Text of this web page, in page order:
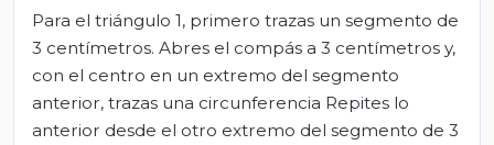
Para el triángulo 1, primero trazas un segmento de
3 centímetros. Abres el compás a 3 centímetros y,
con el centro en un extremo del segmento
anterior, trazas una circunferencia Repites lo
anterior desde el otro extremo del segmento de 3